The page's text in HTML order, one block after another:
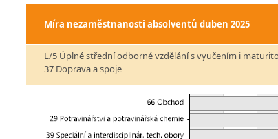
Míra nezaměstnanosti absolventů duben 2025
L/5 Úplné střední odborné vzdělání s vyučením i
37 Doprava a spoje